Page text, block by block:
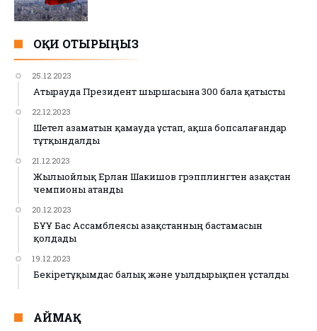
ОҚИ ОТЫРЫҢЫЗ
25.12.2023
Атырауда Президент шыршасына 300 бала қатысты
22.12.2023
Шетел азаматын қамауда ұстап, ақша бопсалағандар
тұтқындалды
21.12.2023
Жылыойлық Ерлан Шакишов грэпплингтен Қазақстан
чемпионы атанды
20.12.2023
БҰҰ Бас Ассамблеясы Қазақстанның бастамасын
қолдады
19.12.2023
Бекіретұқымдас балық және уылдырықпен ұсталды
АЙМАҚ